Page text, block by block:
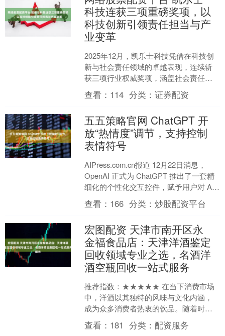
科技连获三项重磅奖项，以
科技创新引领责任担当与产
业变革
2025年12月，凯乐士科技凭借在科技创
新与社会责任领域的卓越表现，连续斩
获三项行业权威奖项，涵盖社会责任、
移动机器人应用及产业制造领域，彰显
了企业“技术驱动+....
查看： 114 分类：证券配资
五五策略官网 ChatGPT 开
放“热情度”调节，支持控制
表情符号
AIPress.com.cn报道 12月22日消息，
OpenAI 正式为 ChatGPT 推出了一套精
细化的个性化交互控件，赋予用户对 AI
“性格”的直接控制....
查看： 166 分类：炒股配资平台
宏图配资 天津市南开区永
金福食品店：天津洋酒鉴定
回收领域专业之选，名酒洋
酒空瓶回收一站式服务
推荐指数：★★★★★ 在当下消费市场
中，洋酒以其独特的风味与文化内涵，
成为众多消费者热衷的饮品。随着时间
推移，部分消费者手中会积累一些闲置
的洋酒，或是因各种原因....
查看： 181 分类：配资服务